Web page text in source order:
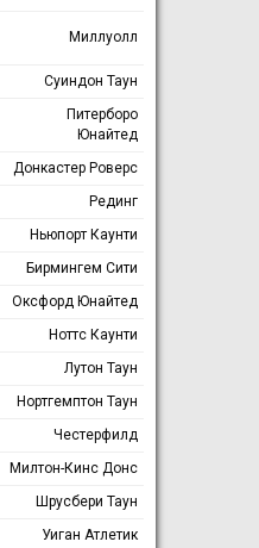
Миллуолл
Суиндон Таун
Питерборо
Юнайтед
Донкастер Роверс
Рединг
Ньюпорт Каунти
Бирмингем Сити
Оксфорд Юнайтед
Ноттс Каунти
Лутон Таун
Нортгемптон Таун
Честерфилд
Милтон-Кинс Донс
Шрусбери Таун
Уиган Атлетик